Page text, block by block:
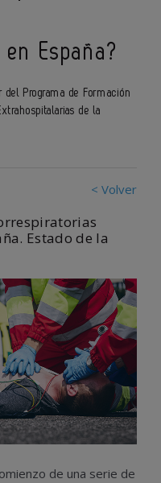
España?
del Programa de Formación
de la
< Volver
Estado de la
de una serie de